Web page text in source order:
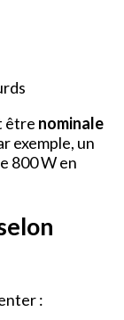
être nominale
exemple, un
800 W en
: